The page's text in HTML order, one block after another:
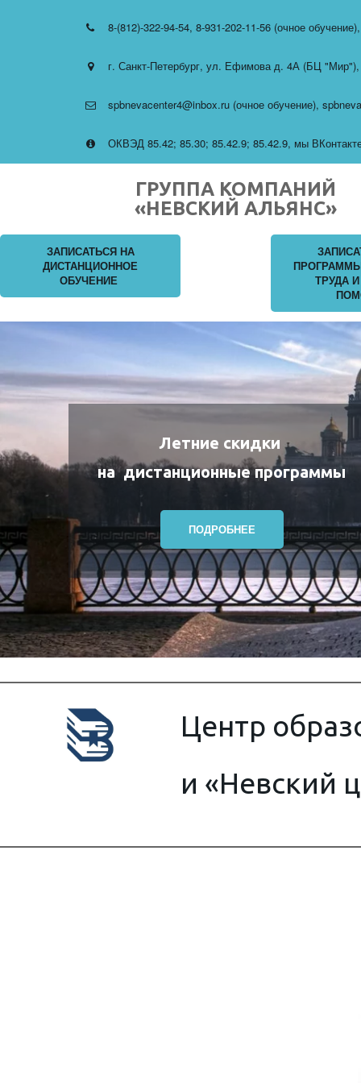
8-(812)-322-94-54, 8-931-202-11-56 (очное обучение),
г. Санкт-Петербург, ул. Ефимова д. 4А (БЦ "Мир"),
spbnevacenter4@inbox.ru (очное обучение),
ОКВЭД 85.42; 85.30; 85.42.9; 85.42.9, мы
ГРУППА КОМПАНИЙ
«НЕВСКИЙ АЛЬЯНС»
ЗАПИСАТЬСЯ НА
ДИСТАНЦИОННОЕ
ОБУЧЕНИЕ
ТРУДА
Летние скидки
надистанционные программы
ПОДРОБНЕЕ
Центр
и «Невский